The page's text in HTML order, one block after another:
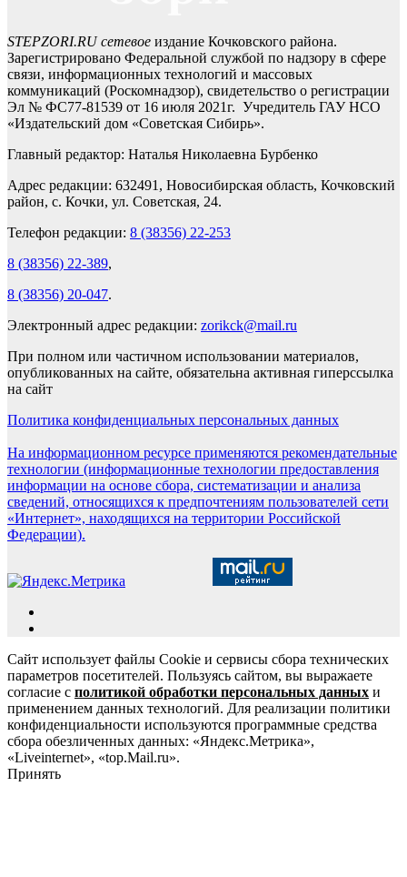
STEPZORI.RU сетевое издание Кочковского района.
Зарегистрировано Федеральной службой по надзору в сфере
связи, информационных технологий и массовых
коммуникаций (Роскомнадзор), свидетельство о регистрации
Эл № ФС77-81539 от 16 июля 2021г. Учредитель ГАУ НСО
«Издательский дом «Советская Сибирь».
Главный редактор: Наталья Николаевна Бурбенко
Адрес редакции: 632491, Новосибирская область, Кочковский
район, с. Кочки, ул. Советская, 24.
Телефон редакции: 8 (38356) 22-253
8 (38356) 22-389,
8 (38356) 20-047.
Электронный адрес редакции: zorikck@mail.ru
При полном или частичном использовании материалов,
опубликованных на сайте, обязательна активная гиперссылка
на сайт
Политика конфиденциальных персональных данных
На информационном ресурсе применяются рекомендательные
технологии (информационные технологии предоставления
информации на основе сбора, систематизации и анализа
сведений, относящихся к предпочтениям пользователей сети
«Интернет», находящихся на территории Российской
Федерации).
Сайт использует файлы Cookie и сервисы сбора технических
параметров посетителей. Пользуясь сайтом, вы выражаете
согласие с политикой обработки персональных данных и
применением данных технологий. Для реализации политики
конфиденциальности используются программные средства
сбора обезличенных данных: «Яндекс.Метрика»,
«Liveinternet», «top.Mail.ru».
Принять